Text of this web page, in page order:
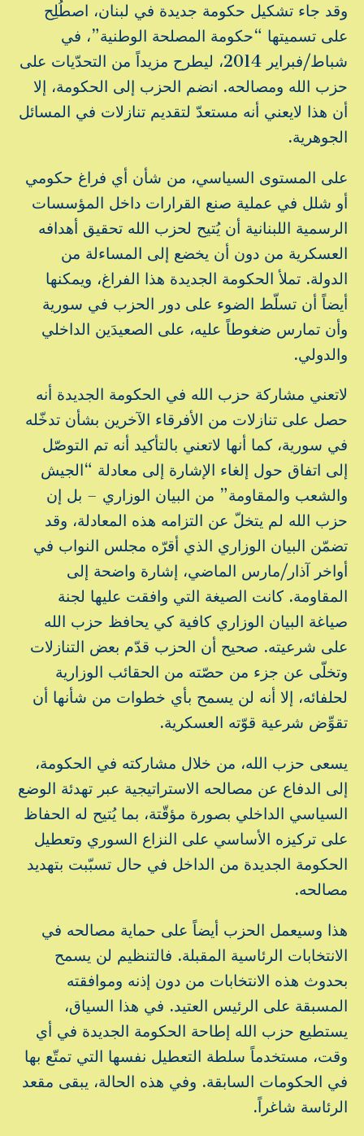
وقد جاء تشكيل حكومة جديدة في لبنان، اصطُلِح
على تسميتها “حكومة المصلحة الوطنية”، في
شباط/فبراير 2014، ليطرح مزيداً من التحدّيات على
حزب الله ومصالحه. انضم الحزب إلى الحكومة، إلا
أن هذا لايعني أنه مستعدّ لتقديم تنازلات في المسائل
الجوهرية.
على المستوى السياسي، من شأن أي فراغ حكومي
أو شلل في عملية صنع القرارات داخل المؤسسات
الرسمية اللبنانية أن يُتيح لحزب الله تحقيق أهدافه
العسكرية من دون أن يخضع إلى المساءلة من
الدولة. تملأ الحكومة الجديدة هذا الفراغ، ويمكنها
أيضاً أن تسلّط الضوء على دور الحزب في سورية
وأن تمارس ضغوطاً عليه، على الصعيدَين الداخلي
والدولي.
لاتعني مشاركة حزب الله في الحكومة الجديدة أنه
حصل على تنازلات من الأفرقاء الآخرين بشأن تدخّله
في سورية، كما أنها لاتعني بالتأكيد أنه تم التوصّل
إلى اتفاق حول إلغاء الإشارة إلى معادلة “الجيش
والشعب والمقاومة” من البيان الوزاري – بل إن
حزب الله لم يتخلّ عن التزامه هذه المعادلة، وقد
تضمّن البيان الوزاري الذي أقرّه مجلس النواب في
أواخر آذار/مارس الماضي، إشارة واضحة إلى
المقاومة. كانت الصيغة التي وافقت عليها لجنة
صياغة البيان الوزاري كافية كي يحافظ حزب الله
على شرعيته. صحيح أن الحزب قدّم بعض التنازلات
وتخلّى عن جزء من حصّته من الحقائب الوزارية
لحلفائه، إلا أنه لن يسمح بأي خطوات من شأنها أن
تقوِّض شرعية قوّته العسكرية.
يسعى حزب الله، من خلال مشاركته في الحكومة،
إلى الدفاع عن مصالحه الاستراتيجية عبر تهدئة الوضع
السياسي الداخلي بصورة مؤقّتة، بما يُتيح له الحفاظ
على تركيزه الأساسي على النزاع السوري وتعطيل
الحكومة الجديدة من الداخل في حال تسبّبت بتهديد
مصالحه.
هذا وسيعمل الحزب أيضاً على حماية مصالحه في
الانتخابات الرئاسية المقبلة. فالتنظيم لن يسمح
بحدوث هذه الانتخابات من دون إذنه وموافقته
المسبقة على الرئيس العتيد. في هذا السياق،
يستطيع حزب الله إطاحة الحكومة الجديدة في أي
وقت، مستخدماً سلطة التعطيل نفسها التي تمتّع بها
في الحكومات السابقة. وفي هذه الحالة، يبقى مقعد
الرئاسة شاغراً.